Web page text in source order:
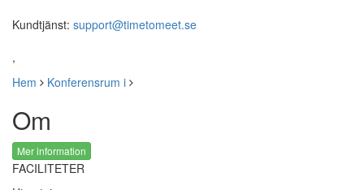
Kundtjänst: support@timetomeet.se
,
Hem
Konferensrum i
Om
Mer information
FACILITETER